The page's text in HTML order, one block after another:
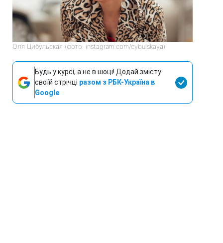
Оля Цибульская (фото: instagram.com/cybulskaya)
Будь у курсі, а не в шоці! Додай змісту
своїй стрічці разом з РБК-Україна в
Google